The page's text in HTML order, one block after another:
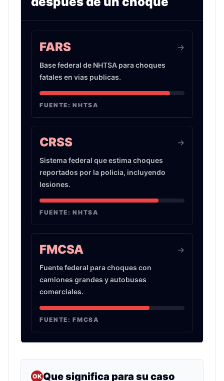
FARS
Base federal de NHTSA para choques
fatales en vias publicas.
->
FUENTE:NHTSA
CRSS
Sistema federal que estima choques
reportados por la policia, incluyendo
lesiones.
->
FUENTE:NHTSA
FMCSA
Fuente federal para choques con
camiones grandes y autobuses
comerciales.
->
FUENTE:FMCSA
OKQue significa para su caso